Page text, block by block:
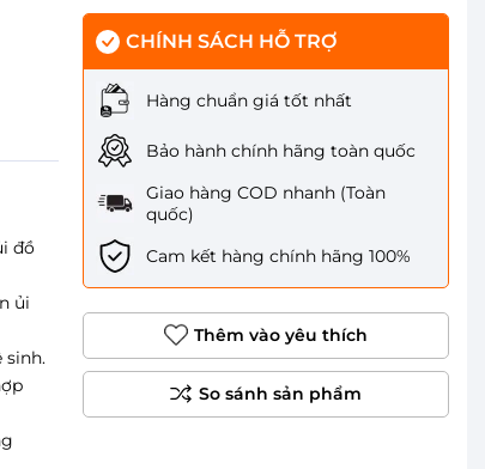
đồ
ủi
sinh.
CHÍNH SÁCH HỖ TRỢ
Hàng chuẩn giá tốt nhất
Bảo hành chính hãng toàn quốc
Giao hàng COD nhanh (Toàn
quốc)
Cam kết hàng chính hãng 100%
Thêm vào yêu thích